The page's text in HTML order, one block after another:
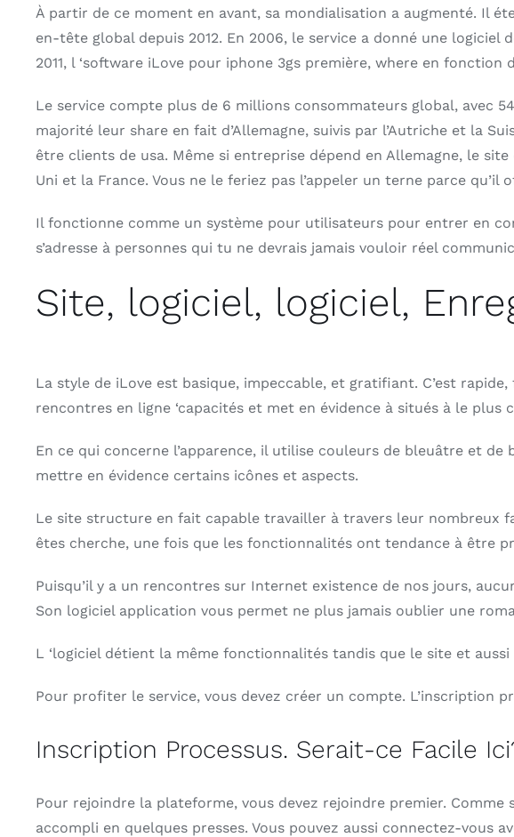
À partir de ce moment en avant, sa mondialisation a augmenté. Il
en-tête global depuis 2012. En 2006, le service a donné une
2011, l ‘software iLove pour iphone 3gs première, where en
Le service compte plus de 6 millions consommateurs global, avec
majorité leur share en fait d’Allemagne, suivis par l’Autriche et la
être clients de usa. Même si entreprise dépend en Allemagne, le
Uni et la France. Vous ne le feriez pas l’appeler un terne parce
Il fonctionne comme un système pour utilisateurs pour entrer en
s’adresse à personnes qui tu ne devrais jamais vouloir réel
Site, logiciel, logiciel,
La style de iLove est basique, impeccable, et gratifiant. C’est
rencontres en ligne ‘capacités et met en évidence à situés à le plus
En ce qui concerne l’apparence, il utilise couleurs de bleuâtre et
mettre en évidence certains icônes et aspects.
Le site structure en fait capable travailler à travers leur nombreux
êtes cherche, une fois que les fonctionnalités ont tendance à être
Puisqu’il y a un rencontres sur Internet existence de nos jours,
Son logiciel application vous permet ne plus jamais oublier une
L ‘logiciel détient la même fonctionnalités tandis que le site et
Pour profiter le service, vous devez créer un compte. L’inscription
Inscription Processus. Serait-ce Facile
Pour rejoindre la plateforme, vous devez rejoindre premier.
accompli en quelques presses. Vous pouvez aussi connectez-